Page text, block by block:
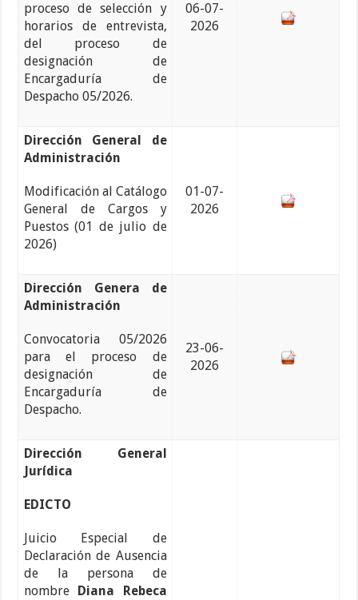
proceso de selección y
horarios de entrevista,
del proceso de
designación de
Encargaduría de
Despacho 05/2026.
06-07-
2026
Dirección General de
Administración
Modificación al Catálogo
General de Cargos y
Puestos (01 de julio de
2026)
01-07-
2026
Dirección Genera de
Administración
Convocatoria 05/2026
para el proceso de
designación de
Encargaduría de
Despacho.
23-06-
2026
Dirección General
Jurídica
EDICTO
Juicio Especial de
Declaración de Ausencia
de la persona de
nombre
Diana Rebeca